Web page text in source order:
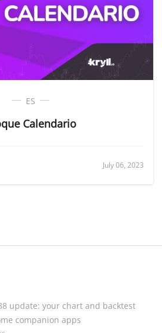
ES
Calendario
July 06, 2023
update: your chart and backtest
companion apps